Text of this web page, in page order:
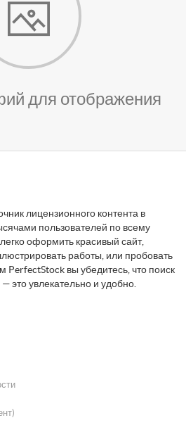
для отображения
лицензионного контента в
пользователей по всему
оформить красивый сайт,
работы, или пробовать
вы убедитесь, что поиск
увлекательно и удобно.